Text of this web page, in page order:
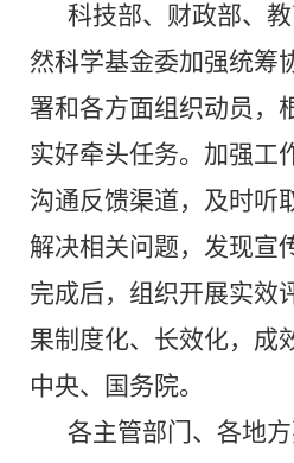
科技部、财政部、
然科学基金委加强统筹
署和各方面组织动员，
实好牵头任务。加强工
沟通反馈渠道，及时听
解决相关问题，发现宣
完成后，组织开展实效
果制度化、长效化，成
中央、国务院。
各主管部门、各地